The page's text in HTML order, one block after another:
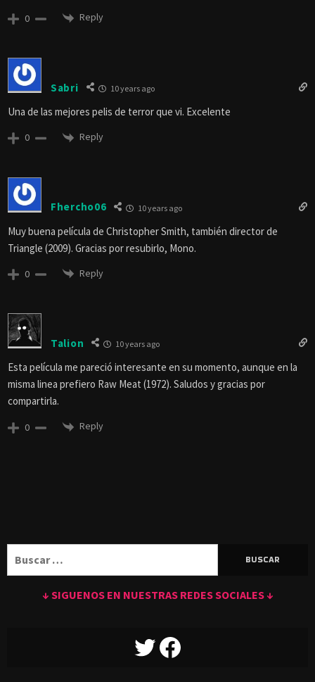
0 Reply
Sabri 10 years ago
Una de las mejores pelis de terror que vi. Excelente
0 Reply
Fhercho06 10 years ago
Muy buena película de Christopher Smith, también director de
Triangle (2009). Gracias por resubirlo, Mono.
0 Reply
Talion 10 years ago
Esta película me pareció interesante en su momento, aunque en la
misma linea prefiero Raw Meat (1972). Saludos y gracias por
compartirla.
0 Reply
↓ SIGUENOS EN NUESTRAS REDES SOCIALES ↓
TWITTERFACEBOOK